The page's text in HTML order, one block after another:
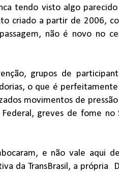
tendo visto algo
criado a partir de 2006,
não é novo no
grupos de
o que é
movimentos de
greves de fome no
e não vale aqui
da TransBrasil, a própria